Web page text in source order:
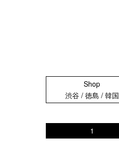
Shop
渋谷 / 徳島 / 韓国
1